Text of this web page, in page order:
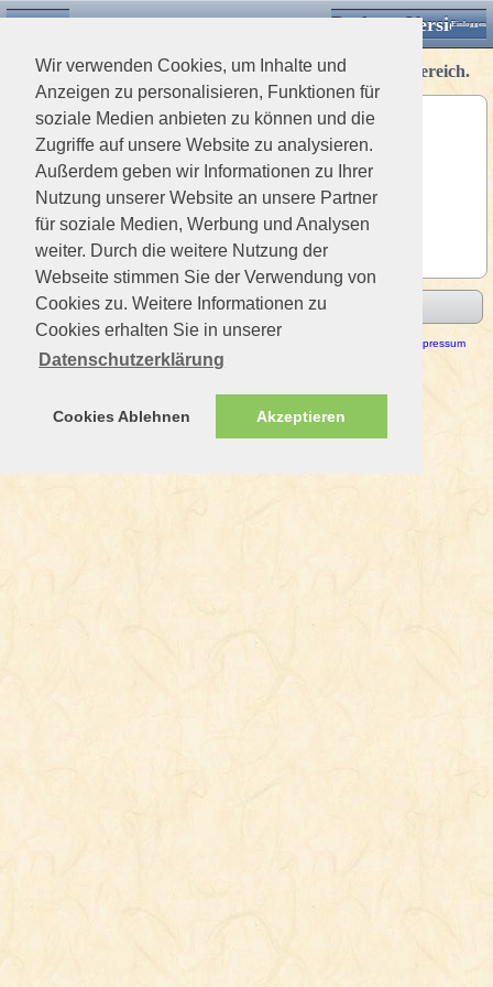
Wir verwenden Cookies, um Inhalte und
Anzeigen zu personalisieren, Funktionen für
soziale Medien anbieten zu können und die
Zugriffe auf unsere Website zu analysieren.
Außerdem geben wir Informationen zu Ihrer
Nutzung unserer Website an unsere Partner
für soziale Medien, Werbung und Analysen
weiter. Durch die weitere Nutzung der
Webseite stimmen Sie der Verwendung von
Cookies zu. Weitere Informationen zu
Cookies erhalten Sie in unserer
Datenschutzerklärung
Cookies Ablehnen Akzeptieren
Desktop VersionEinloggen
Nur registrierte Mitglieder haben Zugriff auf diesen Bereich.
Benutzername
angeneldet bleiben
Absenden
Impressum